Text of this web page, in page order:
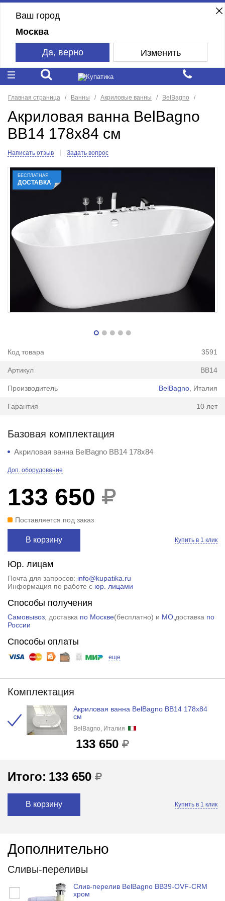
Ваш город
Москва
Да, верно Изменить
Главная страница Ванны Акриловые ванны BelBagno
Акриловая ванна BelBagno
BB14 178x84 см
Написать отзыв Задать вопрос
БЕСПЛАТНАЯ
ДОСТАВКА
Код товара 3591
Артикул BB14
Производитель BelBagno , Италия
Гарантия 10 лет
Базовая комплектация
Акриловая ванна BelBagno BB14 178x84
Доп. оборудование
133 650
Поставляется под заказ
В корзину Купить в 1 клик
Юр. лицам
Почта для запросов: info@kupatika.ru
Информация по работе с юр. лицами
Способы получения
Самовывоз, доставка по Москве(бесплатно) и МО,доставка по
России
Способы оплаты
еще
Комплектация
Акриловая ванна BelBagno BB14 178x84
см
BelBagno, Италия
133 650
Итого: 133 650
В корзину Купить в 1 клик
Дополнительно
Сливы-переливы
Слив-перелив BelBagno BB39-OVF-CRM
хром